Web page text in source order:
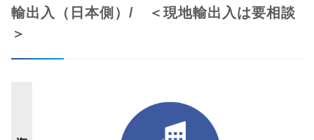
輸出入（日本側）/ ＜現地輸出入は要相談
＞